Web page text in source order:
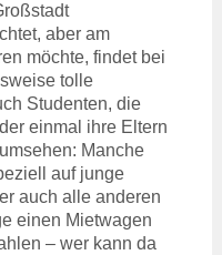
aber am
möchte, findet bei
tolle
Studenten, die
einmal ihre Eltern
Manche
auf junge
auch alle anderen
einen Mietwagen
– wer kann da